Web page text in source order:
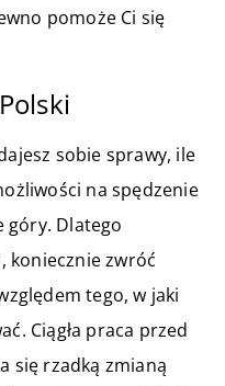
pomoże Ci się
sobie sprawy, ile
na spędzenie
góry. Dlatego
koniecznie zwróć
tego, w jaki
Ciągła praca przed
się rzadką zmianą